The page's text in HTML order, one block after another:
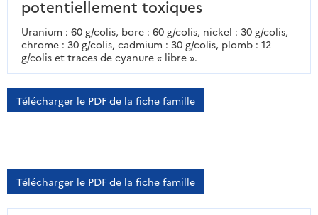
potentiellement toxiques
Uranium : 60 g/colis, bore : 60 g/colis, nickel : 30 g/colis,
chrome : 30 g/colis, cadmium : 30 g/colis, plomb : 12
g/colis et traces de cyanure « libre ».
Télécharger le PDF de la fiche famille
Télécharger le PDF de la fiche famille